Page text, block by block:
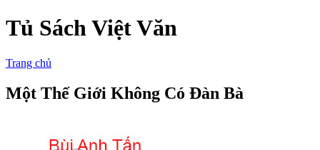
Tủ Sách Việt Văn
Trang chủ
Một Thế Giới Không Có Đàn Bà